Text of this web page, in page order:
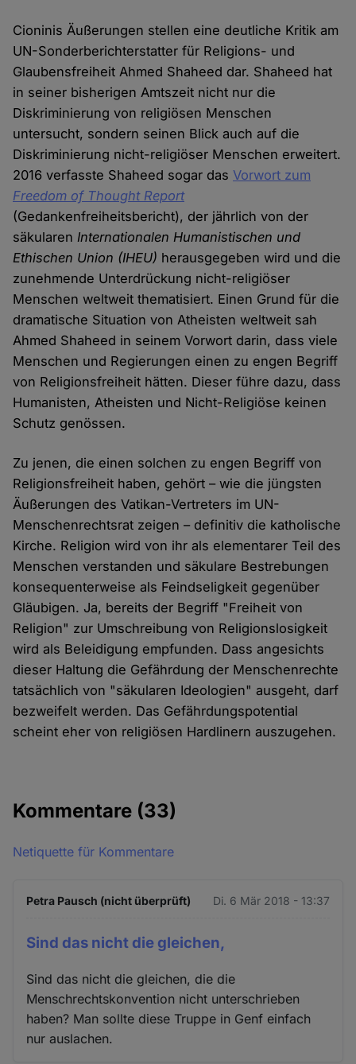
Cioninis Äußerungen stellen eine deutliche Kritik am
UN-Sonderberichterstatter für Religions- und
Glaubensfreiheit Ahmed Shaheed dar. Shaheed hat
in seiner bisherigen Amtszeit nicht nur die
Diskriminierung von religiösen Menschen
untersucht, sondern seinen Blick auch auf die
Diskriminierung nicht-religiöser Menschen erweitert.
2016 verfasste Shaheed sogar dasVorwort zum
Freedom of Thought Report
(Gedankenfreiheitsbericht), der jährlich von der
säkularenInternationalen Humanistischen und
Ethischen Union (IHEU) herausgegeben wird und die
zunehmende Unterdrückung nicht-religiöser
Menschen weltweit thematisiert. Einen Grund für die
dramatische Situation von Atheisten weltweit sah
Ahmed Shaheed in seinem Vorwort darin, dass viele
Menschen und Regierungen einen zu engen Begriff
von Religionsfreiheit hätten. Dieser führe dazu, dass
Humanisten, Atheisten und Nicht-Religiöse keinen
Schutz genössen.
Zu jenen, die einen solchen zu engen Begriff von
Religionsfreiheit haben, gehört – wie die jüngsten
Äußerungen des Vatikan-Vertreters im UN-
Menschenrechtsrat zeigen – definitiv die katholische
Kirche. Religion wird von ihr als elementarer Teil des
Menschen verstanden und säkulare Bestrebungen
konsequenterweise als Feindseligkeit gegenüber
Gläubigen. Ja, bereits der Begriff "Freiheit von
Religion" zur Umschreibung von Religionslosigkeit
wird als Beleidigung empfunden. Dass angesichts
dieser Haltung die Gefährdung der Menschenrechte
tatsächlich von "säkularen Ideologien" ausgeht, darf
bezweifelt werden. Das Gefährdungspotential
scheint eher von religiösen Hardlinern auszugehen.
Kommentare (33)
Netiquette für Kommentare
Petra Pausch (nicht überprüft) Di. 6 Mär 2018 - 13:37
Sind das nicht die gleichen,
Sind das nicht die gleichen, die die
Menschrechtskonvention nicht unterschrieben
haben? Man sollte diese Truppe in Genf einfach
nur auslachen.